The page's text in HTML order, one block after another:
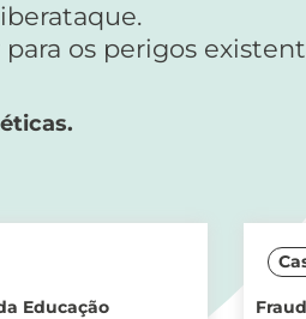
os perigos
Educação